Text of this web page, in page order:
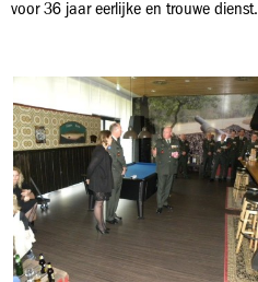
voor 36 jaar eerlijke en trouwe dienst.